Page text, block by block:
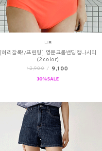
[허리잘록!/프린팅] 영문크롭밴딩캡나시티
(2color)
12,900 / 9,100